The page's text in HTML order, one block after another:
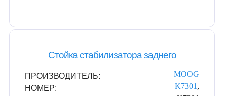
Стойка стабилизатора заднего
ПРОИЗВОДИТЕЛЬ:
MOOG
НОМЕР:
K7301,